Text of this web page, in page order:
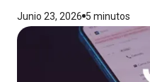
Junio 23, 2026 5 minutos